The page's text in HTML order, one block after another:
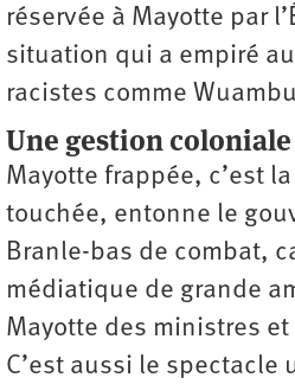
réservée à Mayotte par
situation qui a empiré
racistes comme
Une gestion
Mayotte frappée, c’est
touchée, entonne le
Branle-bas de combat,
médiatique de grande
Mayotte des ministres et
C’est aussi le spectacle